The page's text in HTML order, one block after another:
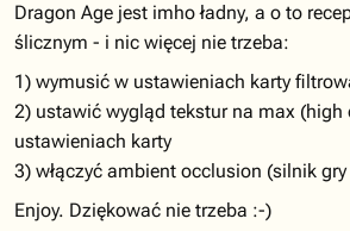
Dragon Age jest imho ładny, a o to
ślicznym - i nic więcej nie trzeba:
1) wymusić w ustawieniach karty
2) ustawić wygląd tekstur na max (high
ustawieniach karty
3) włączyć ambient occlusion (silnik gry
Enjoy. Dziękować nie trzeba :-)